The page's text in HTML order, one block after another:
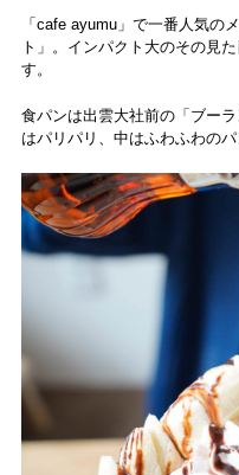
「cafe ayumu」で一番人気の
ト」。インパクト大のその見
す。
食パンは出雲大社前の「ブー
はパリパリ、中はふわふわの